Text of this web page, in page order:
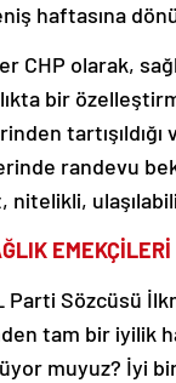
haftasına
CHP olarak,
bir
randevu
nitelikli,
Parti Sözcüsü
tam bir iyilik
muyuz? İyi